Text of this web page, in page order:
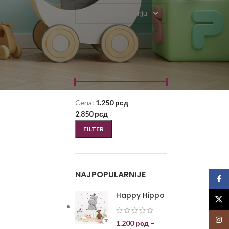
Odaberite kategoriju
FILTRIRAJ PO CENI
FILTER
Cena: 1.250 рсд —
2.850 рсд
NAJPOPULARNIJE
Happy Hippo
1.200рсд –